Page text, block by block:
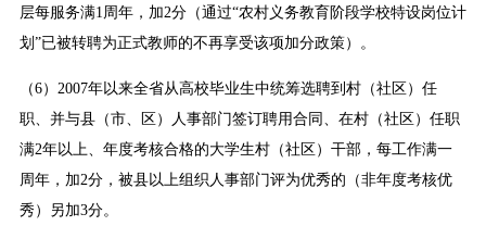
层每服务满1周年，加2分（通过“农村义务教育阶段学校特设岗位计
划”已被转聘为正式教师的不再享受该项加分政策）。
（6）2007年以来全省从高校毕业生中统筹选聘到村（社区）任
职、并与县（市、区）人事部门签订聘用合同、在村（社区）任职
满2年以上、年度考核合格的大学生村（社区）干部，每工作满一
周年，加2分，被县以上组织人事部门评为优秀的（非年度考核优
秀）另加3分。